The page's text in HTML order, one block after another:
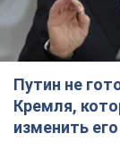
Путин не
Кремля,
изменить